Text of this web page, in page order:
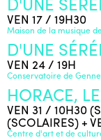
VEN 17 / 19H30
Maison de la musique
D'UNE
VEN 24 / 19H
Conservatoire de
HORACE,
VEN 31 / 10H30
(SCOLAIRES) +
Centre d'art et de